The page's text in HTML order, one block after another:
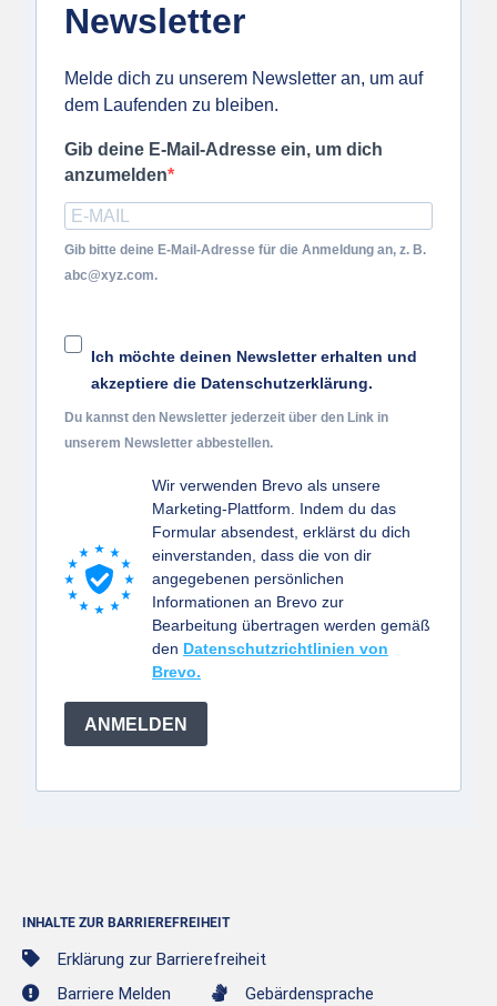
Newsletter
Melde dich zu unserem Newsletter an, um auf
dem Laufenden zu bleiben.
Gib deine E-Mail-Adresse ein, um dich
anzumelden
Gib bitte deine E-Mail-Adresse für die Anmeldung an, z. B.
abc@xyz.com.
Ich möchte deinen Newsletter erhalten und
akzeptiere die Datenschutzerklärung.
Du kannst den Newsletter jederzeit über den Link in
unserem Newsletter abbestellen.
Wir verwenden Brevo als unsere
Marketing-Plattform. Indem du das
Formular absendest, erklärst du dich
einverstanden, dass die von dir
angegebenen persönlichen
Informationen an Brevo zur
Bearbeitung übertragen werden gemäß
den Datenschutzrichtlinien von
Brevo.
ANMELDEN
INHALTE ZUR BARRIEREFREIHEIT
Erklärung zur Barrierefreiheit
Barriere Melden
Gebärdensprache